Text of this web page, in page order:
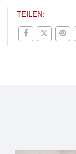
TEILEN: